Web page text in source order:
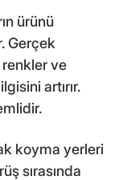
ürünü
Gerçek
ve
artırır.
koyma yerleri
sırasında